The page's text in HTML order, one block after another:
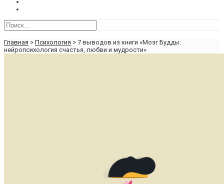
Главная > Психология > 7 выводов из книги «Мозг Будды:
нейропсихология счастья, любви и мудрости»